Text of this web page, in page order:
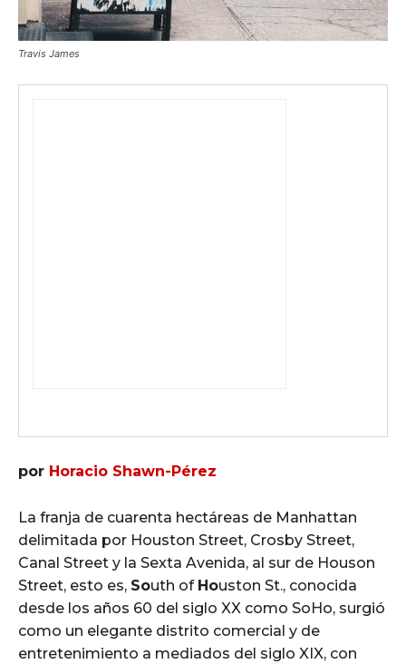
Travis James
por Horacio Shawn-Pérez
La franja de cuarenta hectáreas de Manhattan
delimitada por Houston Street, Crosby Street,
Canal Street y la Sexta Avenida, al sur de Houson
Street, esto es, South of Houston St., conocida
desde los años 60 del siglo XX como SoHo, surgió
como un elegante distrito comercial y de
entretenimiento a mediados del siglo XIX, con